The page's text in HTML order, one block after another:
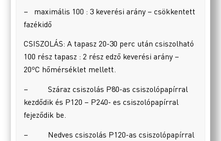
– maximális 100 : 3 keverési arány – csökkentett
fazékidő
CSISZOLÁS: A tapasz 20-30 perc után csiszolható
100 rész tapasz : 2 rész edző keverési arány –
20ºC hőmérséklet mellett.
– Száraz csiszolás P80-as csiszolópapírral
kezdődik és P120 – P240- es csiszolópapírral
fejeződik be.
– Nedves csiszolás P120-as csiszolópapírral